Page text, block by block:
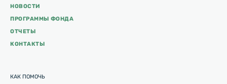
НОВОСТИ
ПРОГРАММЫ ФОНДА
ОТЧЕТЫ
КОНТАКТЫ
КАК ПОМОЧЬ